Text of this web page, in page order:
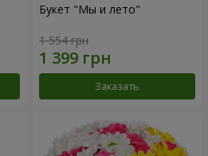
Букет "Мы и лето"
1 554 грн
Заказать